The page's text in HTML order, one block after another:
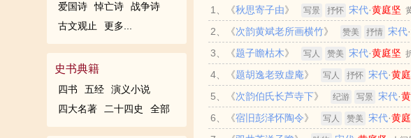
爱国诗
悼亡诗
战争诗
古文观止
更多...
史书典籍
四书 五经
演义小说
四大名著
二十四史 全部
1、《秋思寄子由》 写景 抒怀 宋代·黄庭坚
牛。
2、《次韵黄斌老所画横竹》 赞美 抒情 宋代·
与此君俱忘形。晴窗影落石泓处，松煤浅染饱霜兔。
3、《题子瞻枯木》 写人 赞美 宋代·黄庭坚
霜。
4、《题胡逸老致虚庵》 写人 抒怀 宋代·黄
生蚌胎。山随宴坐图画出，水作夜窗风雨来。观水观
5、《次韵伯氏长芦寺下》 纪游 写景 宋代·
属暇日，植杖数连甍。颇与幽子逢，煮茗当酒倾。携
6、《宿旧彭泽怀陶令》 写人 赞美 宋代·黄